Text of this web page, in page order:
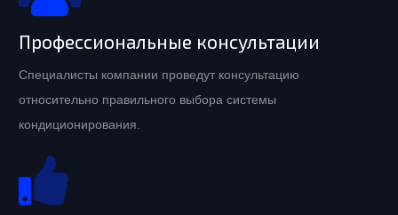
Профессиональные консультации
Специалисты компании проведут консультацию
относительно правильного выбора системы
кондиционирования.